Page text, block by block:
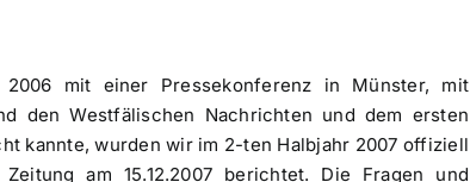
mit einer Pressekonferenz in Münster, mit
den Westfälischen Nachrichten und dem ersten
kannte, wurden wir im 2-ten Halbjahr 2007 offiziell
am 15.12.2007 berichtet. Die Fragen und